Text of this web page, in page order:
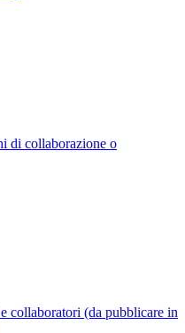
di collaborazione o
collaboratori (da pubblicare in